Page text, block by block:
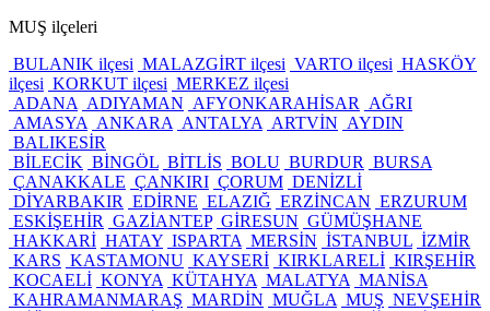
MUŞ ilçeleri
BULANIK ilçesi MALAZGİRT ilçesi VARTO ilçesi HASKÖY
ilçesi KORKUT ilçesi MERKEZ ilçesi
ADANA ADIYAMAN AFYONKARAHİSAR
AĞRI
AMASYA ANKARA ANTALYA ARTVİN AYDIN
BALIKESİR
BİLECİK BİNGÖL BİTLİS BOLU BURDUR BURSA
ÇANAKKALE ÇANKIRI ÇORUM DENİZLİ
DİYARBAKIR EDİRNE ELAZIĞ ERZİNCAN ERZURUM
ESKİŞEHİR GAZİANTEP GİRESUN GÜMÜŞHANE
HAKKARİ HATAY ISPARTA MERSİN İSTANBUL İZMİR
KARS KASTAMONU KAYSERİ KIRKLARELİ KIRŞEHİR
KOCAELİ KONYA KÜTAHYA MALATYA MANİSA
KAHRAMANMARAŞ MARDİN MUĞLA MUŞ NEVŞEHİR